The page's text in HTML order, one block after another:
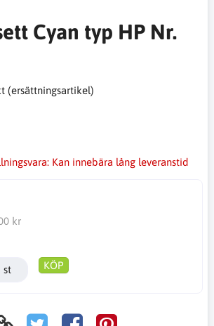
Cyan typ HP Nr.
(ersättningsartikel)
Kan innebära lång leveranstid
kr
st KÖP